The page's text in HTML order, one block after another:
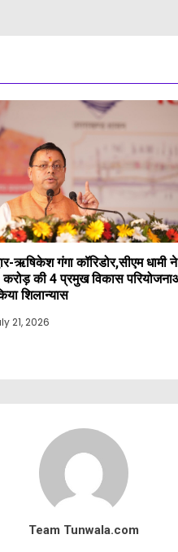
ऋषिकेश गंगा कॉरिडोर,सीएम धामी ने
की 4 प्रमुख विकास
शिलान्यास
21, 2026
Team Tunwala.com